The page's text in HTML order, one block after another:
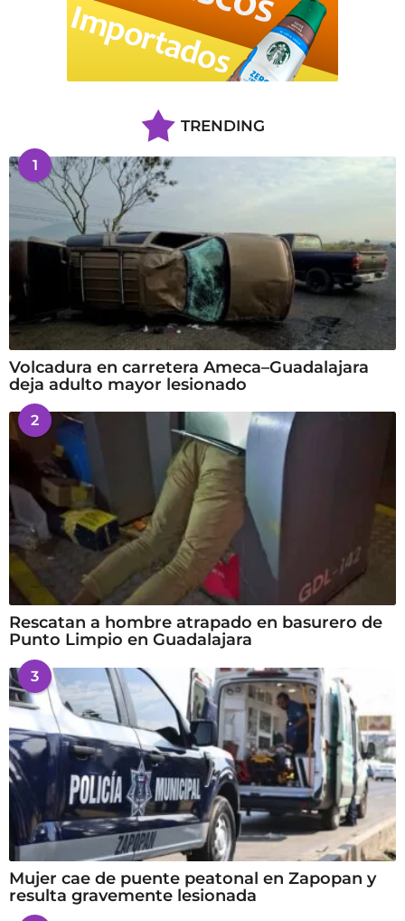
TRENDING
1
Volcadura en carretera Ameca–Guadalajara
deja adulto mayor lesionado
2
Rescatan a hombre atrapado en basurero de
Punto Limpio en Guadalajara
3
Mujer cae de puente peatonal en Zapopan y
resulta gravemente lesionada